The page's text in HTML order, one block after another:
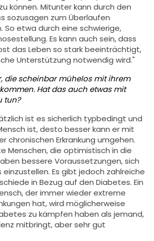
können. Mitunter kann durch den
sozusagen zum Überlaufen
So etwa durch eine schwierige,
Es kann auch sein, dass
das Leben so stark beeinträchtigt,
Unterstützung notwendig wird."
die scheinbar mühelos mit ihrem
Hat das auch etwas mit
tun?
ist es sicherlich typbedingt und
ist, desto besser kann er mit
chronischen Erkrankung umgehen.
Menschen, die optimistisch in die
bessere Voraussetzungen, sich
Es gibt jedoch zahlreiche
in Bezug auf den Diabetes. Ein
der immer wieder extreme
hat, wird möglicherweise
zu kämpfen haben als jemand,
mitbringt, aber sehr gut